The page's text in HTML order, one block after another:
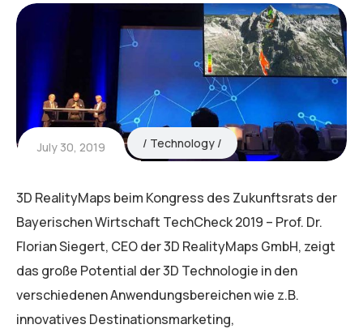
July 30, 2019 Technology
3D RealityMaps beim Kongress des Zukunftsrats der
Bayerischen Wirtschaft TechCheck 2019 – Prof. Dr.
Florian Siegert, CEO der 3D RealityMaps GmbH, zeigt
das große Potential der 3D Technologie in den
verschiedenen Anwendungsbereichen wie z.B.
innovatives Destinationsmarketing,